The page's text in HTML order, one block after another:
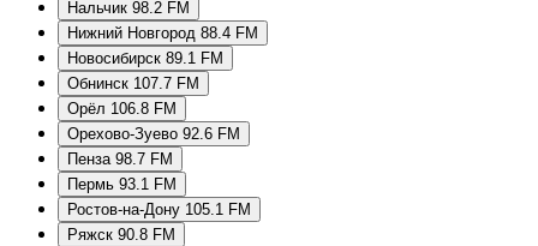
Нальчик 98.2 FM
Нижний Новгород 88.4 FM
Новосибирск 89.1 FM
Обнинск 107.7 FM
Орёл 106.8 FM
Орехово-Зуево 92.6 FM
Пенза 98.7 FM
Пермь 93.1 FM
Ростов-на-Дону 105.1 FM
Ряжск 90.8 FM